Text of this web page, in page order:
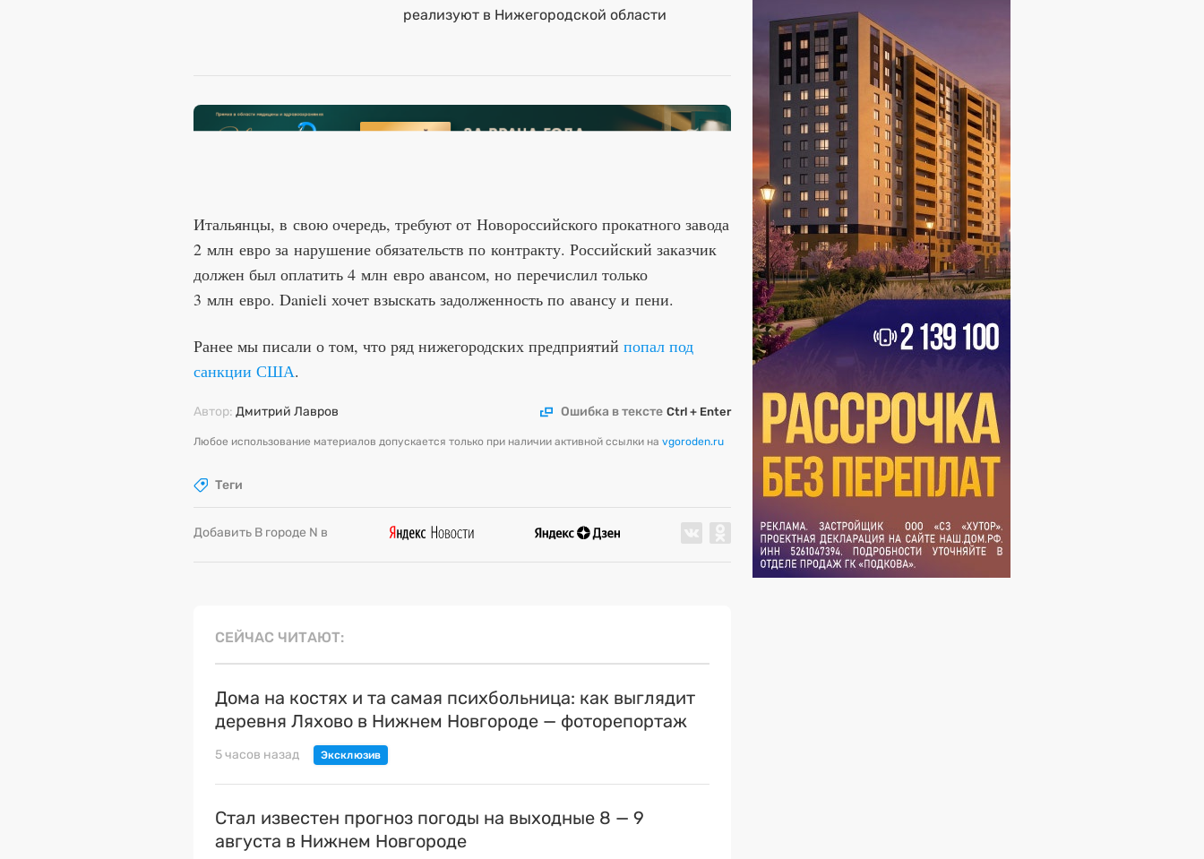
реализуют в Нижегородской области
Итальянцы, в свою очередь, требуют от Новороссийского прокатного завода
2 млн евро за нарушение обязательств по контракту. Российский заказчик
должен был оплатить 4 млн евро авансом, но перечислил только
3 млн евро. Danieli хочет взыскать задолженность по авансу и пени.
Ранее мы писали о том, что ряд нижегородских предприятий попал под
санкции США.
Автор: Дмитрий Лавров Ошибка в тексте Ctrl + Enter
Любое использование материалов допускается только при наличии активной ссылки на vgoroden.ru
Теги
Добавить В городе N в
СЕЙЧАС ЧИТАЮТ
Дома на костях и та самая психбольница: как выглядит
деревня Ляхово в Нижнем Новгороде — фоторепортаж
5 часов назад
Стал известен прогноз погоды на выходные 8 — 9
августа в Нижнем Новгороде